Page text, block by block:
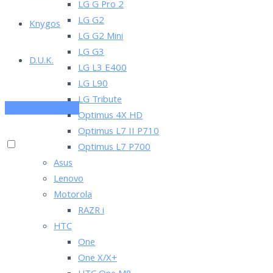
Knygos
D.U.K.
LG G Pro 2
LG G2
LG G2 Mini
LG G3
LG L3 E400
LG L90
LG Tribute
Optimus 4X HD
Optimus L7 II P710
Optimus L7 P700
Asus
Lenovo
Motorola
RAZR i
HTC
One
One X/X+